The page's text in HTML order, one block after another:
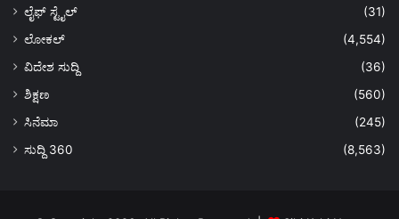
ಲೈಫ್ ಸ್ಟೈಲ್
(31)
ಲೋಕಲ್
(4,554)
ವಿದೇಶ ಸುದ್ದಿ
(36)
ಶಿಕ್ಷಣ
(560)
ಸಿನೆಮಾ
(245)
ಸುದ್ದಿ 360
(8,563)